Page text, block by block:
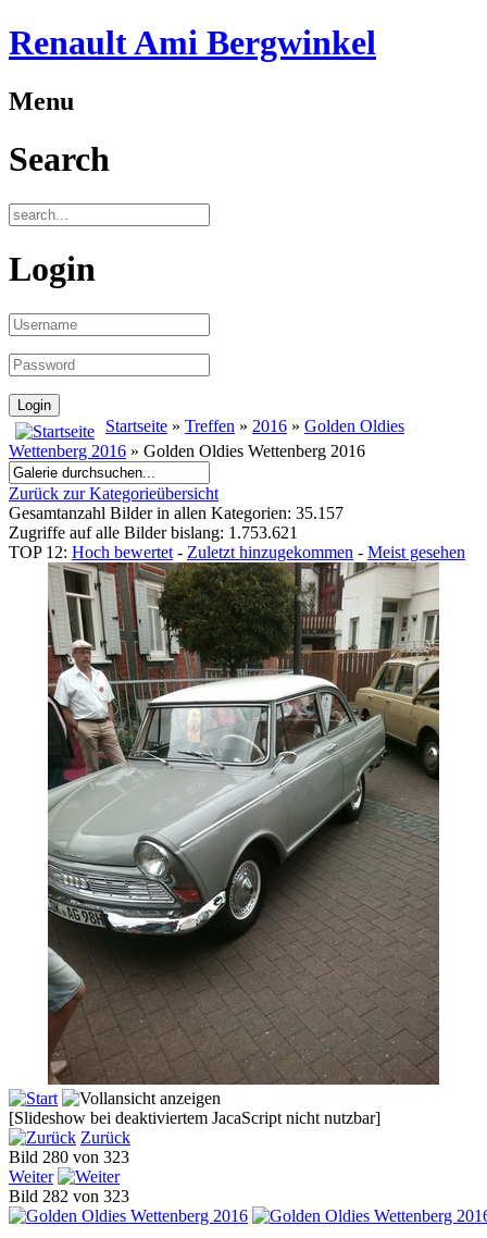
Renault Ami Bergwinkel
Menu
Search
Login
Startseite » Treffen » 2016 » Golden Oldies
Wettenberg 2016 » Golden Oldies Wettenberg 2016
Zurück zur Kategorieübersicht
Gesamtanzahl Bilder in allen Kategorien: 35.157
Zugriffe auf alle Bilder bislang: 1.753.621
TOP 12: Hoch bewertet - Zuletzt hinzugekommen - Meist gesehen
[Slideshow bei deaktiviertem JacaScript nicht nutzbar]
Zurück
Bild 280 von 323
Weiter
Bild 282 von 323